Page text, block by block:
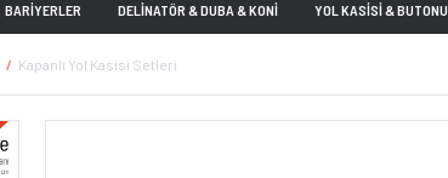
BARİYERLER DELİNATÖR & DUBA & KONİ YOL KASİSİ & BUTONU
Kapanlı Yol Kasisi Setleri